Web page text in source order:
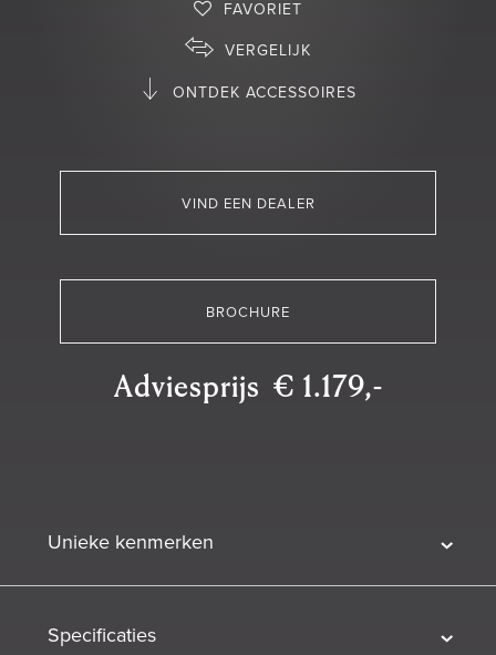
FAVORIET
VERGELIJK
ONTDEK ACCESSOIRES
VIND EEN DEALER
BROCHURE
Adviesprijs € 1.179,-
Unieke kenmerken
Specificaties